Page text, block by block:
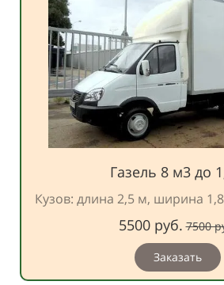
Газель 8 м3 до
Кузов: длина 2,5 м, ширина 1,8
5500 руб. 7500
Заказать